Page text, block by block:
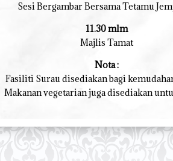
Sesi Bergambar Bersama Tetamu
11.30 mlm
Majlis Tamat
Nota :
Fasiliti Surau disediakan bagi
Makanan vegetarian juga disediakan